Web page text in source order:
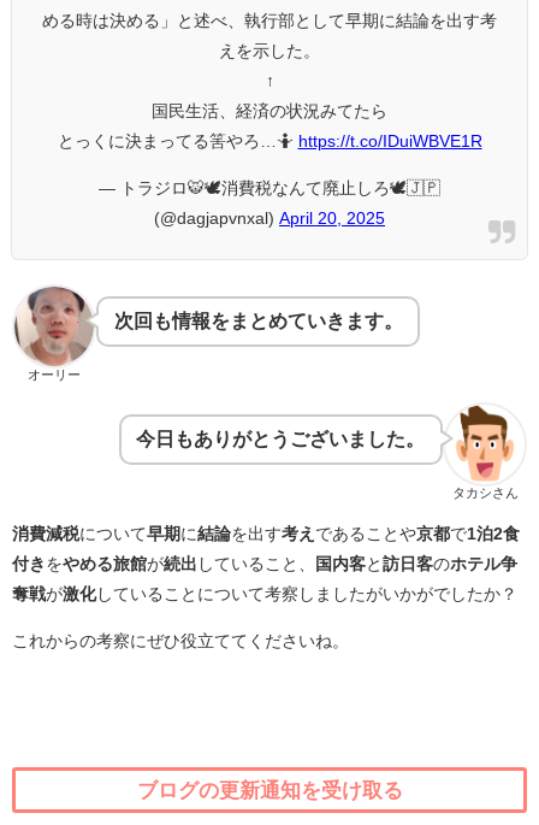
める時は決める」と述べ、執行部として早期に結論を出す考
えを示した。
↑
国民生活、経済の状況みてたら
とっくに決まってる筈やろ…🤷 https://t.co/IDuiWBVE1R
— トラジロ🐯🕊️消費税なんて廃止しろ🕊️🇯🇵
(@dagjapvnxal) April 20, 2025
オーリー
次回も情報をまとめていきます。
タカシさん
今日もありがとうございました。
消費減税について早期 に結論を出す考え であることや京都で1泊2食
付き をやめる旅館が続出 していること、 国内客と 訪日客のホテル争
奪戦が激化していることについて考察しましたがいかがでしたか？
これからの考察にぜひ役立ててくださいね。
ブログの更新通知を受け取る